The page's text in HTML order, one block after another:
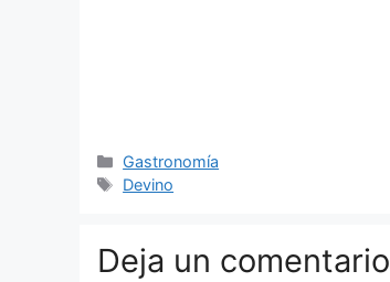
Categorías
Gastronomía
Etiquetas
Devino
Deja un comentario